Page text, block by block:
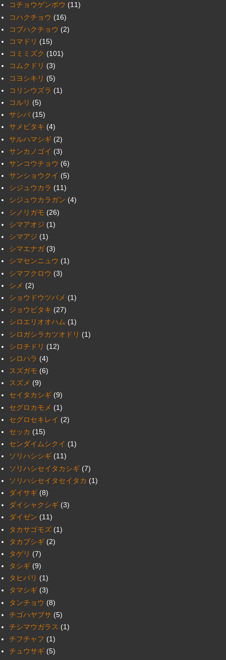
コチョウゲンボウ (11)
コハクチョウ (16)
コブハクチョウ (2)
コマドリ (15)
コミミズク (101)
コムクドリ (3)
コヨシキリ (5)
コリンウズラ (1)
コルリ (5)
サシバ (15)
サメビタキ (4)
サルハマシギ (2)
サンカノゴイ (3)
サンコウチョウ (6)
サンショウクイ (5)
シジュウカラ (11)
シジュウカラガン (4)
シノリガモ (26)
シマアオジ (1)
シマアジ (1)
シマエナガ (3)
シマセンニュウ (1)
シマフクロウ (3)
シメ (2)
ショウドウツバメ (1)
ジョウビタキ (27)
シロエリオオハム (1)
シロガシラカツオドリ (1)
シロチドリ (12)
シロハラ (4)
スズガモ (6)
スズメ (9)
セイタカシギ (9)
セグロカモメ (1)
セグロセキレイ (2)
セッカ (15)
センダイムシクイ (1)
ソリハシシギ (11)
ソリハシセイタカシギ (7)
ソリハシセイタセイタカ (1)
ダイサギ (8)
ダイシャクシギ (3)
ダイゼン (11)
タカサゴモズ (1)
タカブシギ (2)
タゲリ (7)
タシギ (9)
タヒバリ (1)
タマシギ (3)
タンチョウ (8)
チゴハヤブサ (5)
チシマウガラス (1)
チフチャフ (1)
チュウサギ (5)